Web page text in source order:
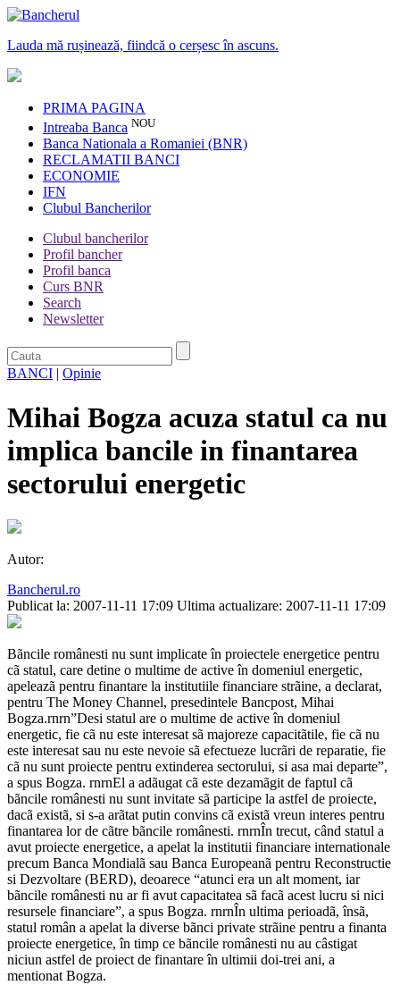
Lauda mă rușinează, fiindcă o cerșesc în ascuns.
PRIMA PAGINA
Intreaba Banca NOU
Banca Nationala a Romaniei (BNR)
RECLAMATII BANCI
ECONOMIE
IFN
Clubul Bancherilor
Clubul bancherilor
Profil bancher
Profil banca
Curs BNR
Search
Newsletter
BANCI | Opinie
Mihai Bogza acuza statul ca nu
implica bancile in finantarea
sectorului energetic
Autor:
Bancherul.ro
Publicat la: 2007-11-11 17:09 Ultima actualizare: 2007-11-11 17:09
Bãncile românesti nu sunt implicate în proiectele energetice pentru
cã statul, care detine o multime de active în domeniul energetic,
apeleazã pentru finantare la institutiile financiare strãine, a declarat,
pentru The Money Channel, presedintele Bancpost, Mihai
Bogza.rnrn”Desi statul are o multime de active în domeniul
energetic, fie cã nu este interesat sã majoreze capacitãtile, fie cã nu
este interesat sau nu este nevoie sã efectueze lucrãri de reparatie, fie
cã nu sunt proiecte pentru extinderea sectorului, si asa mai departe”,
a spus Bogza. rnrnEl a adãugat cã este dezamãgit de faptul cã
bãncile românesti nu sunt invitate sã participe la astfel de proiecte,
dacã existã, si s-a arãtat putin convins cã existã vreun interes pentru
finantarea lor de cãtre bãncile românesti. rnrnÎn trecut, când statul a
avut proiecte energetice, a apelat la institutii financiare internationale
precum Banca Mondialã sau Banca Europeanã pentru Reconstructie
si Dezvoltare (BERD), deoarece “atunci era un alt moment, iar
bãncile românesti nu ar fi avut capacitatea sã facã acest lucru si nici
resursele financiare”, a spus Bogza. rnrnÎn ultima perioadã, însã,
statul român a apelat la diverse bãnci private strãine pentru a finanta
proiecte energetice, în timp ce bãncile românesti nu au câstigat
niciun astfel de proiect de finantare în ultimii doi-trei ani, a
mentionat Bogza.